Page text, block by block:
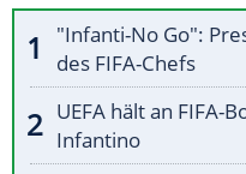
"Infanti-No Go":
des FIFA-Chefs
UEFA hält an FIFA-
Infantino